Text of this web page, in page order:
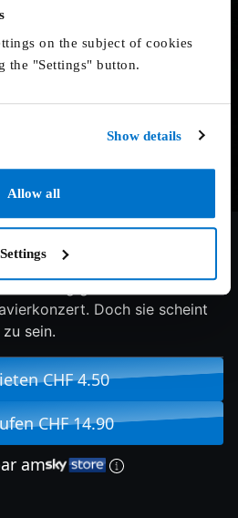
on the subject of cookies
the "Settings" button.
Show details
Allow all
Settings
gibt Laras Sohn
Doch sie scheint
sein.
CHF 4.50
CHF 14.90
am